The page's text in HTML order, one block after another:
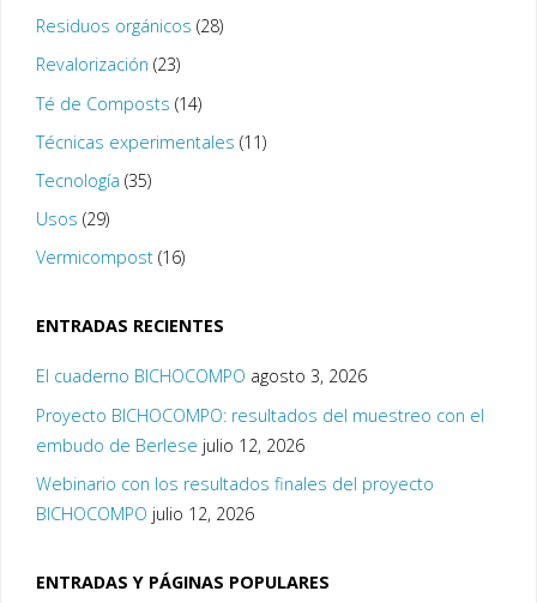
Residuos orgánicos (28)
Revalorización (23)
Té de Composts (14)
Técnicas experimentales (11)
Tecnología (35)
Usos (29)
Vermicompost(16)
ENTRADAS RECIENTES
El cuaderno BICHOCOMPO agosto 3, 2026
Proyecto BICHOCOMPO: resultados del muestreo con el
embudo de Berlese julio 12, 2026
Webinario con los resultados finales del proyecto
BICHOCOMPO julio 12, 2026
ENTRADAS Y PÁGINAS POPULARES